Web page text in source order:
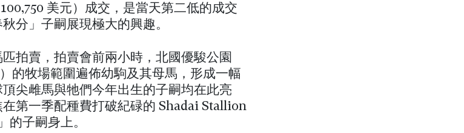
美元）成交，是當天第二低的成交
分」子嗣展現極大的興趣。
拍賣，拍賣會前兩小時，北國優駿公園
的牧場範圍遍佈幼駒及其母馬，形成一幅
尖雌馬與牠們今年出生的子嗣均在此亮
第一季配種費打破紀碌的 Shadai Stallion
的子嗣身上。